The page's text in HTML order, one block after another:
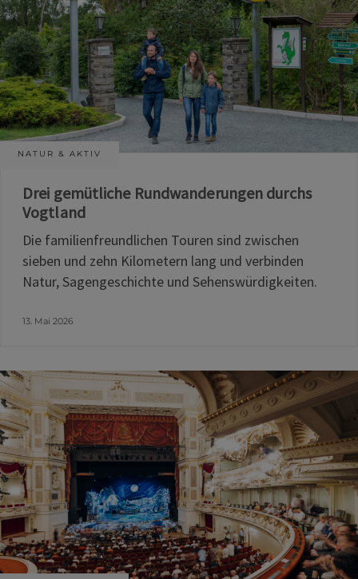
NATUR & AKTIV
Drei gemütliche Rundwanderungen durchs
Vogtland
Die familienfreundlichen Touren sind zwischen
sieben und zehn Kilometern lang und verbinden
Natur, Sagengeschichte und Sehenswürdigkeiten.
13. Mai 2026